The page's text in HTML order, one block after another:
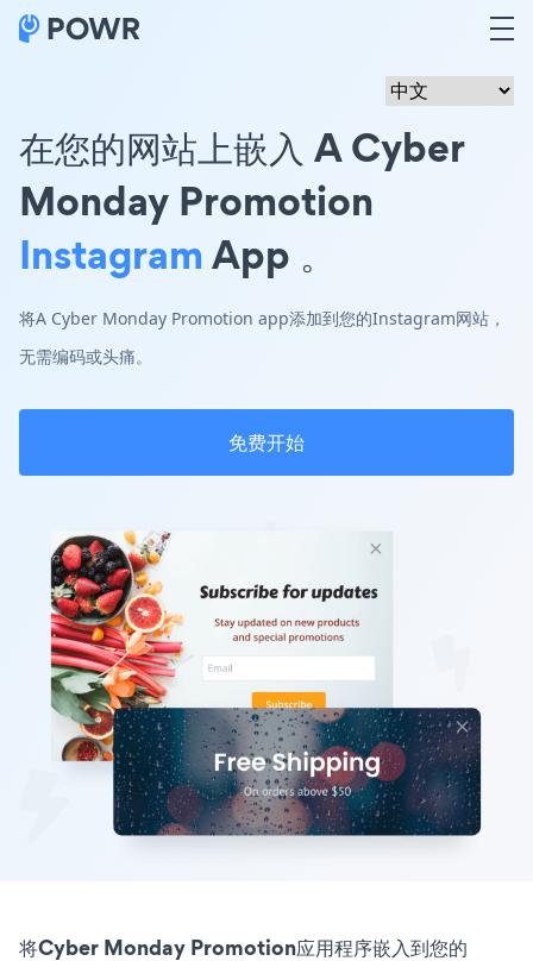
在您的网站上嵌入 A Cyber
Monday Promotion
InstagramApp 。
将A Cyber Monday Promotion app添加到您的Instagram网站，
无需编码或头痛。
免费开始
将Cyber Monday Promotion应用程序嵌入到您的